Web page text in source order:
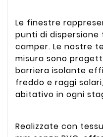
Le finestre
punti di
camper. Le nostre
misura sono
barriera isolante
freddo e raggi
abitativo in ogni
Realizzate con